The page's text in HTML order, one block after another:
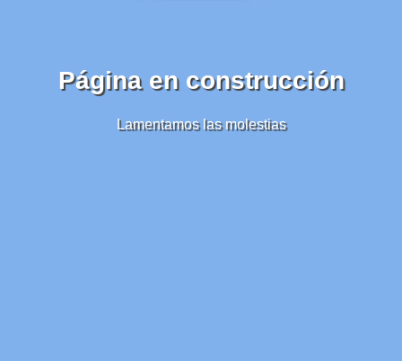
Página en construcción
Lamentamos las molestias